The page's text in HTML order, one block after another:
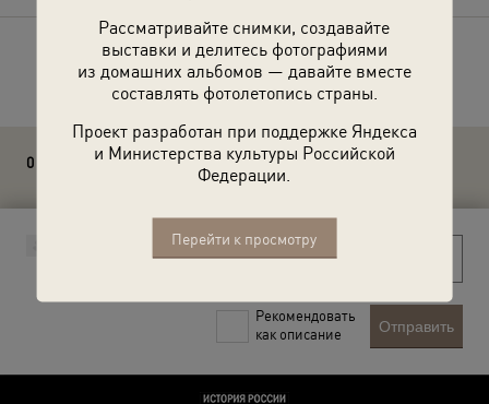
Рассматривайте снимки, создавайте
выставки и делитесь фотографиями
из домашних альбомов — давайте вместе
составлять фотолетопись страны.
Проект разработан при поддержке Яндекса
и Министерства культуры Российской
Федерации.
Перейти к просмотру
Расскажите друзьям об этом фото
0 комментариев
Рекомендовать
как описание
Отправить